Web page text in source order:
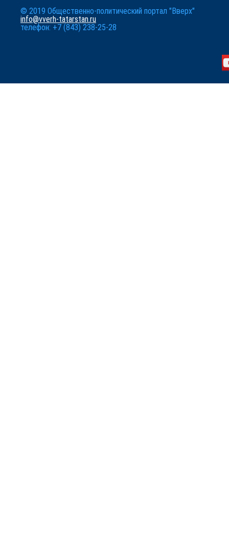
© 2019 Общественно-политический портал "Вверх"
info@vverh-tatarstan.ru
телефон: +7 (843) 238-25-28